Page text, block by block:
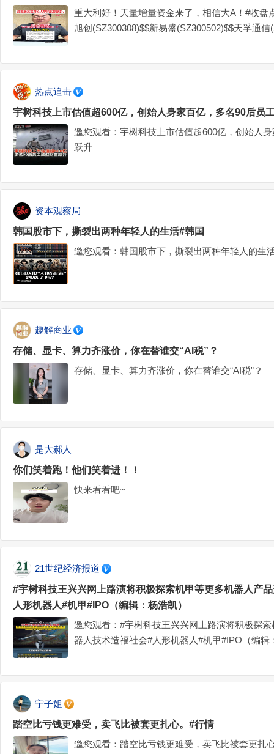
重大利好！天量增量资金来了，相信大A！#收盘
旭创(SZ300308)$$新易盛(SZ300502)$$天孚通信
热点追击
宇树科技上市估值超600亿，创始人身家百亿，多名90后员
邀您观看：宇树科技上市估值超600亿，创始人
跃升
资本观察局
韩国股市下，撕裂出两种年轻人的生活#韩国
邀您观看：韩国股市下，撕裂出两种年轻人的生
趣解商业
存储、显卡、算力齐涨价，你在替谁交“AI税”？
存储、显卡、算力齐涨价，你在替谁交“AI税”？
是大郝人
你们笑着跑！他们笑着进！！
快来看看吧~
21世纪经济报道
#宇树科技王兴兴网上路演将积极探索机甲等更多机器人产
人形机器人#机甲#IPO（编辑：杨浩凯）
邀您观看：#宇树科技王兴兴网上路演将积极探
器人技术造福社会#人形机器人#机甲#IPO（编辑
宁子姐
踏空比亏钱更难受，卖飞比被套更扎心。#行情
邀您观看：踏空比亏钱更难受，卖飞比被套更扎